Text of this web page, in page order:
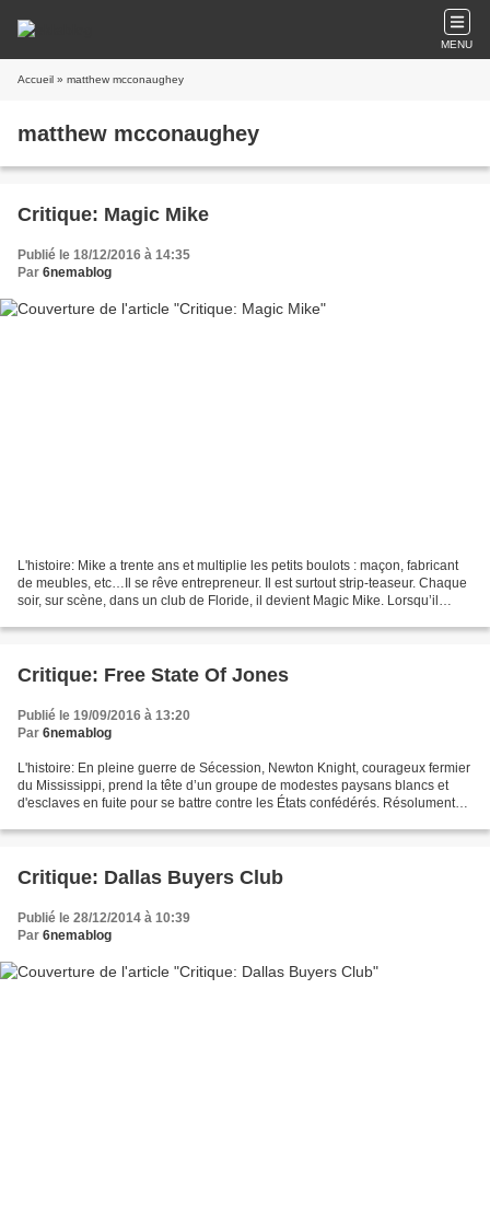
MENU
Accueil » matthew mcconaughey
matthew mcconaughey
Critique: Magic Mike
Publié le 18/12/2016 à 14:35
Par 6nemablog
L'histoire: Mike a trente ans et multiplie les petits boulots : maçon, fabricant
de meubles, etc…Il se rêve entrepreneur. Il est surtout strip-teaseur. Chaque
soir, sur scène, dans un club de Floride, il devient Magic Mike. Lorsqu’il
Critique: Free State Of Jones
Publié le 19/09/2016 à 13:20
Par 6nemablog
L'histoire: En pleine guerre de Sécession, Newton Knight, courageux fermier
du Mississippi, prend la tête d’un groupe de modestes paysans blancs et
d'esclaves en fuite pour se battre contre les États confédérés. Résolument
Critique: Dallas Buyers Club
Publié le 28/12/2014 à 10:39
Par 6nemablog